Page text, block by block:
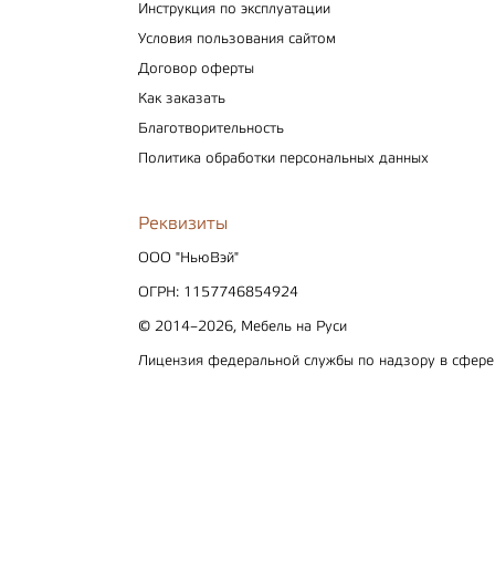
Инструкция по эксплуатации
Условия пользования сайтом
Договор оферты
Как заказать
Благотворительность
Политика обработки персональных данных
Реквизиты
ООО "НьюВэй"
ОГРН: 1157746854924
© 2014–2026, Мебель на Руси
Лицензия федеральной службы по надзору в